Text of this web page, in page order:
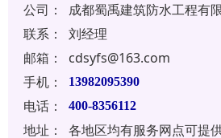
公司：
成都蜀禹建筑防水工程有
联系：
刘经理
邮箱：
cdsyfs@163.com
手机：
13982095390
电话： 400-8356112
地址：
各地区均有服务网点可提